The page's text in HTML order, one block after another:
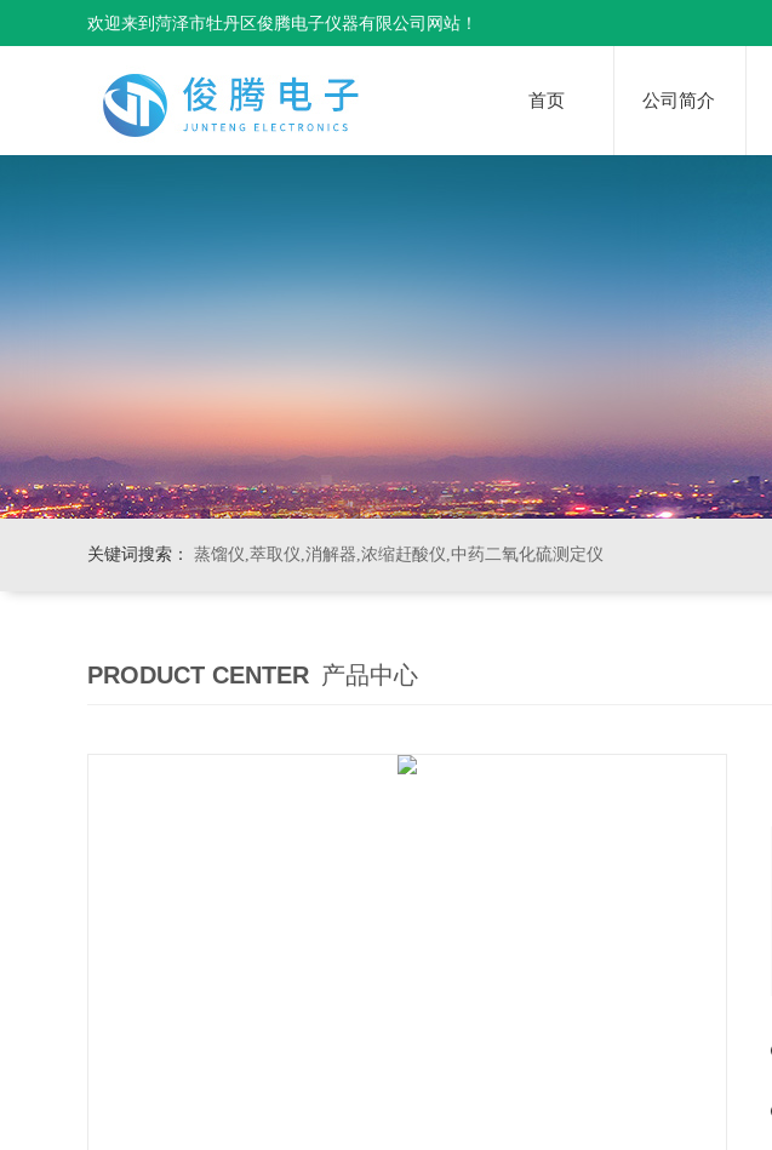
欢迎来到菏泽市牡丹区俊腾电子仪器有限公司网站！
首页 公司简介
关键词搜索： 蒸馏仪,萃取仪,消解器,浓缩赶酸仪,中药二氧化硫测定仪
PRODUCT CENTER 产品中心